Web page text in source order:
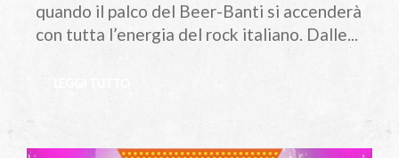
quando il palco del Beer-Banti si accenderà
con tutta l’energia del rock italiano. Dalle...
LEGGI TUTTO